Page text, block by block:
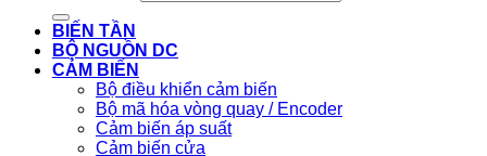
BIẾN TẦN
BỘ NGUỒN DC
CẢM BIẾN
Bộ điều khiển cảm biến
Bộ mã hóa vòng quay / Encoder
Cảm biến áp suất
Cảm biến cửa